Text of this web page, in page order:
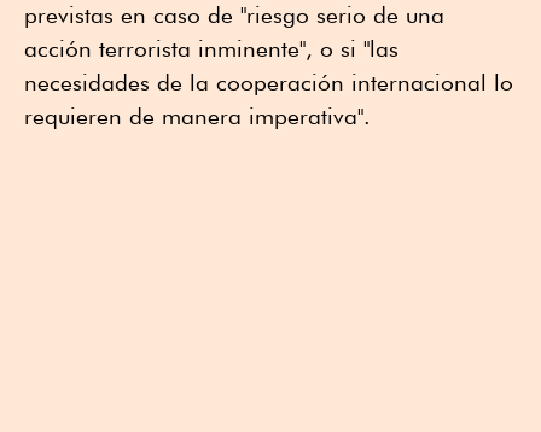
previstas en caso de "riesgo serio de una
acción terrorista inminente", o si "las
necesidades de la cooperación internacional lo
requieren de manera imperativa".